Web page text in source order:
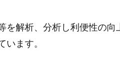
を解析、分析し利便性の向
ます。